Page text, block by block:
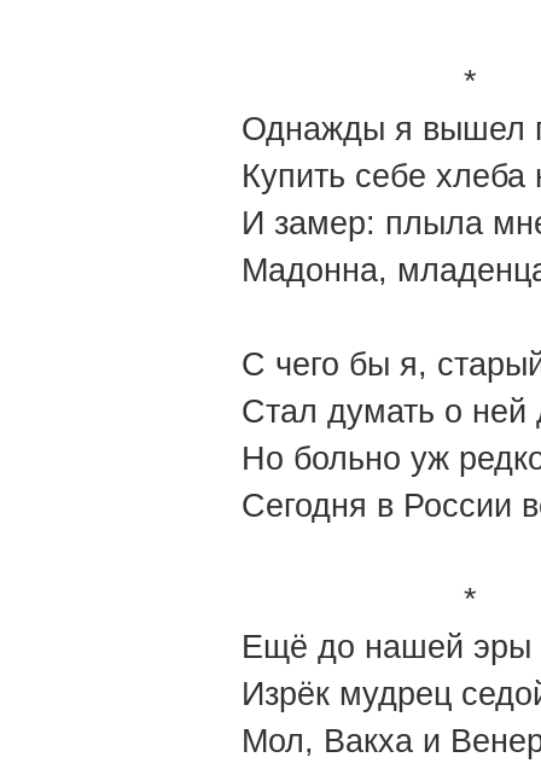
*
Однажды я вышел
Купить себе хлеба
И замер: плыла
Мадонна,
С чего бы я,
Стал думать о ней
Но больно уж
Сегодня в России
*
Ещё до нашей эры
Изрёк мудрец
Мол, Вакха и